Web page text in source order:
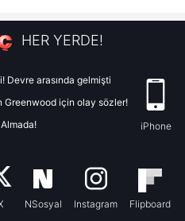
HER YERDE!
Devre arasında gelmişti
Greenwood için olay sözler!
iPhone
NSosyal Instagram Flipboard